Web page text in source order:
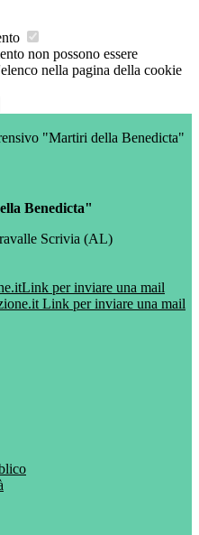
non possono essere
nella pagina della cookie
"Martiri della Benedicta"
Benedicta"
Scrivia (AL)
Link per inviare una mail
Link per inviare una mail